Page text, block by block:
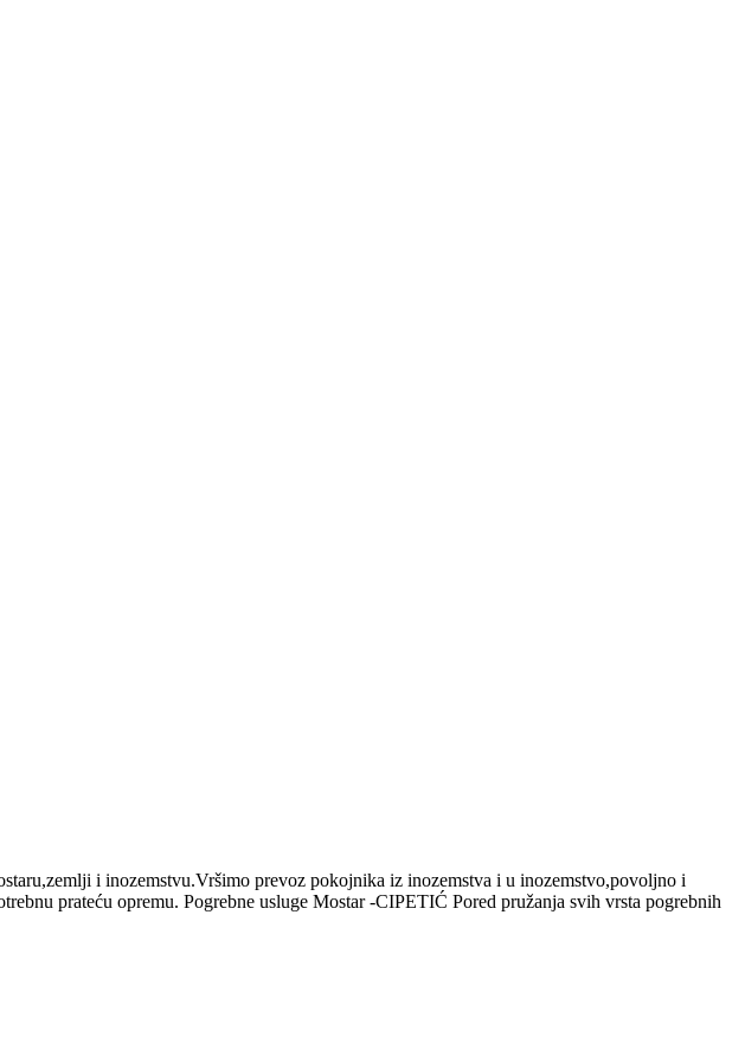
i inozemstvu.Vršimo prevoz pokojnika iz inozemstva i u inozemstvo,povoljno i
prateću opremu. Pogrebne usluge Mostar -CIPETIĆ Pored pružanja svih vrsta pogrebnih